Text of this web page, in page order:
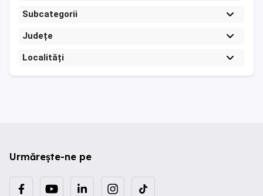
Subcategorii
Județe
Localități
Urmărește-ne pe